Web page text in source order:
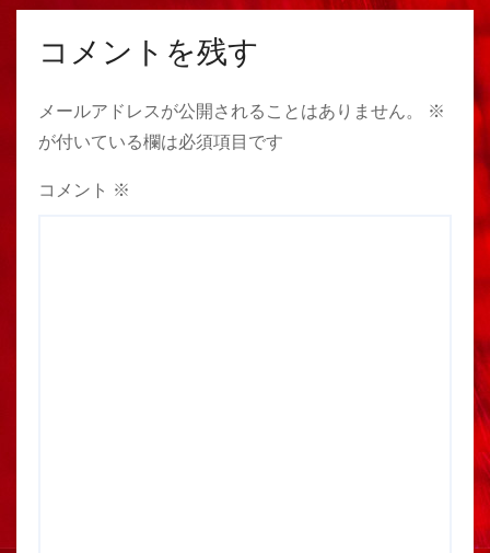
コメントを残す
メールアドレスが公開されることはありません。
※
が付いている欄は必須項目です
コメント ※